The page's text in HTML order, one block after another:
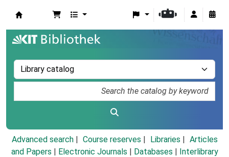
Advanced search Course reserves Libraries
Articles
and Papers
Electronic Journals Databases
Interlibrary